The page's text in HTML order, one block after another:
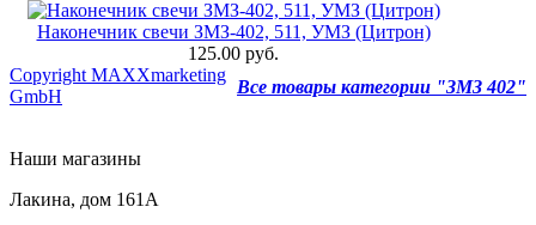
Наконечник свечи ЗМЗ-402, 511, УМЗ (Цитрон)
125.00 руб.
Все товары категории "ЗМЗ 402"
Copyright MAXXmarketing
GmbH
Наши магазины
Лакина, дом 161А